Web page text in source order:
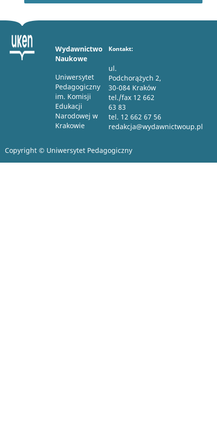
Wydawnictwo
Naukowe
Uniwersytet
Pedagogiczny
im. Komisji
Edukacji
Narodowej w
Krakowie
Kontakt:
ul.
Podchorążych 2,
30-084 Kraków
tel./fax 12 662
63 83
tel. 12 662 67 56
redakcja@wydawnictwoup.pl
Copyright © Uniwersytet Pedagogiczny